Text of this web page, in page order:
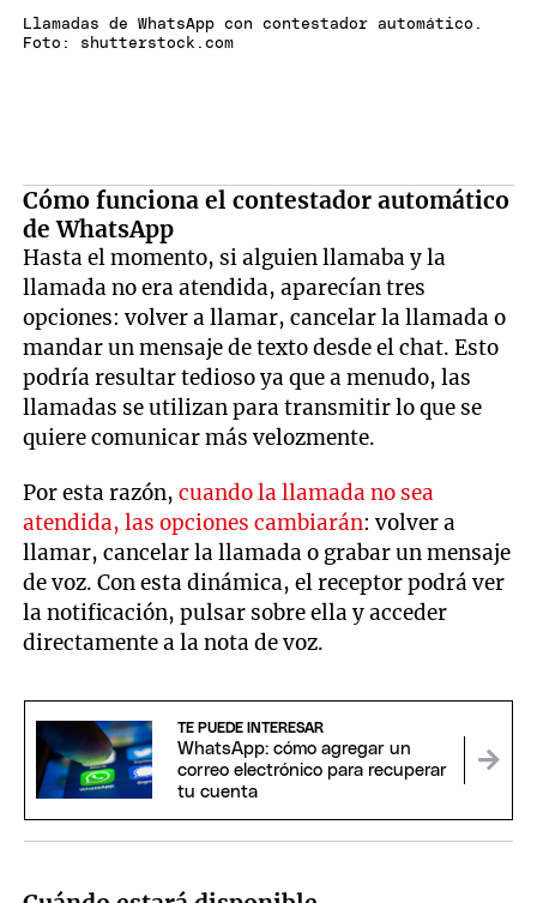
Llamadas de WhatsApp con contestador automático.
Foto: shutterstock.com
Cómo funciona el contestador automático
de WhatsApp
Hasta el momento, si alguien llamaba y la
llamada no era atendida, aparecían tres
opciones: volver a llamar, cancelar la llamada o
mandar un mensaje de texto desde el chat. Esto
podría resultar tedioso ya que a menudo, las
llamadas se utilizan para transmitir lo que se
quiere comunicar más velozmente.
Por esta razón, cuando la llamada no sea
atendida, las opciones cambiarán: volver a
llamar, cancelar la llamada o grabar un mensaje
de voz. Con esta dinámica, el receptor podrá ver
la notificación, pulsar sobre ella y acceder
directamente a la nota de voz.
TE PUEDE INTERESAR
WhatsApp: cómo agregar un
correo electrónico para recuperar
tu cuenta